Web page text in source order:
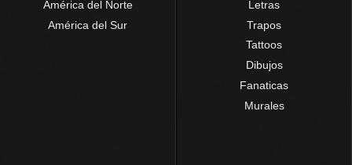
América del Norte
América del Sur
Letras
Trapos
Tattoos
Dibujos
Fanaticas
Murales